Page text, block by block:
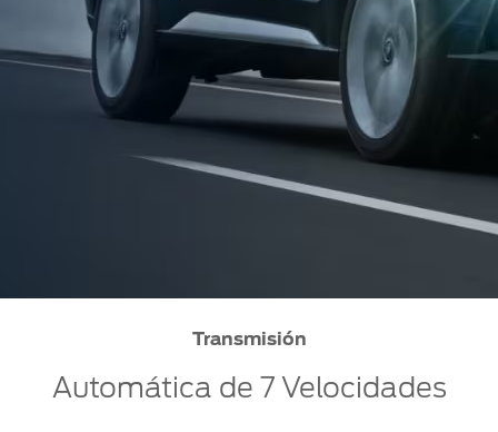
Transmisión
Automática de 7 Velocidades